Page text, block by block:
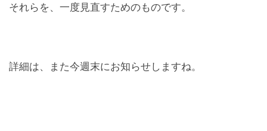
それらを、一度見直すためのものです。
詳細は、また今週末にお知らせしますね。